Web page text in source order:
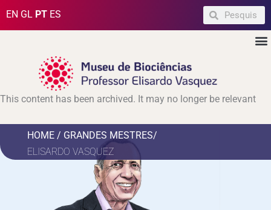
EN GL PT ES Pesquisar
Pesquisar
This content has been archived. It may no longer be relevant
HOME / GRANDES MESTRES/
ELISARDO VASQUEZ